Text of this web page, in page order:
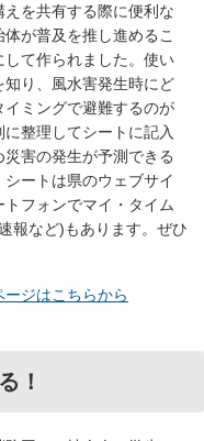
を共有する際に便利な
が普及を推し進めるこ
て作られました。使い
り、風水害発生時にど
ミングで避難するのが
整理してシートに記入
害の発生が予測できる
ートは県のウェブサイ
フォンでマイ・タイム
報など)もあります。ぜひ
ジはこちらから
！